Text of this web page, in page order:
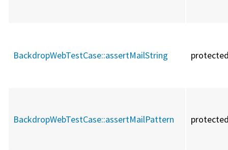
BackdropWebTestCase::assertMailString
BackdropWebTestCase::assertMailPattern